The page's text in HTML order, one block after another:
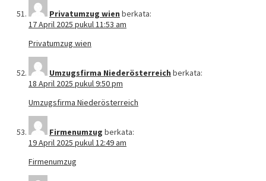
Privatumzug wien berkata:
17 April 2025 pukul 11:53 am
Privatumzug wien
Umzugsfirma Niederösterreich berkata:
18 April 2025 pukul 9:50 pm
Umzugsfirma Niederösterreich
Firmenumzug berkata:
19 April 2025 pukul 12:49 am
Firmenumzug